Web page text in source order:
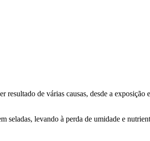
resultado de várias causas, desde a exposição
seladas, levando à perda de umidade e